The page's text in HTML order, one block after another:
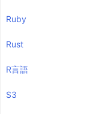
Ruby
Rust
R言語
S3